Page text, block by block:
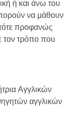
ή και άνω του
να μάθουν
προφανώς
τον τρόπο που
Αγγλικών
αγγλικών